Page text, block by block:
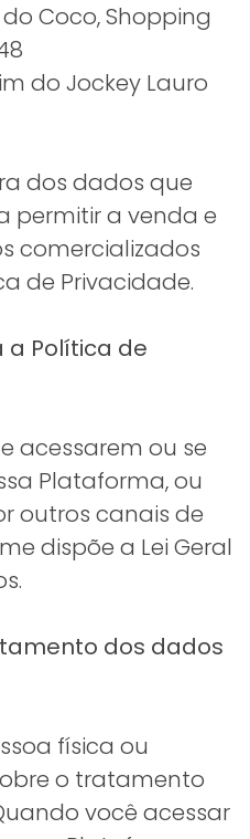
Coco, Shopping
do Jockey Lauro
dos dados que
permitir a venda e
comercializados
de Privacidade.
a Política de
acessarem ou se
Plataforma, ou
outros canais de
dispõe a Lei Geral
dos dados
física ou
o tratamento
você acessar